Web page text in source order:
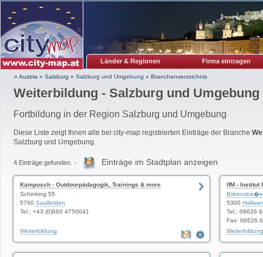
Länder & Regionen Firma eintragen
» Austria » Salzburg » Salzburg und Umgebung » Branchenverzeichnis
Weiterbildung - Salzburg und Umgebung
Fortbildung in der Region Salzburg und Umgebung
Diese Liste zeigt Ihnen alle bei city-map registrierten Einträge der Branche
Salzburg und Umgebung.
4 Einträge gefunden. - Einträge im Stadtplan anzeigen
Kampusch - Outdoorpädagogik, Trainings & more
Schinking 55
5760 Saalfelden
Tel.: +43 (0)660 4750041
Weiterbildung
IfM - Institut
Birkenstra�e
5300
Tel.: 06626
Fax: 06626
Weiterbildung